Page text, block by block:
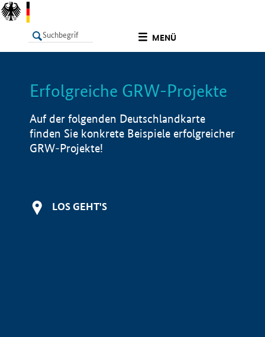
MENÜ
LISTE Info
Erfolgreiche GRW-Projekte
Auf der folgenden Deutschlandkarte
finden Sie konkrete Beispiele erfolgreicher
GRW-Projekte!
LOS GEHT'S